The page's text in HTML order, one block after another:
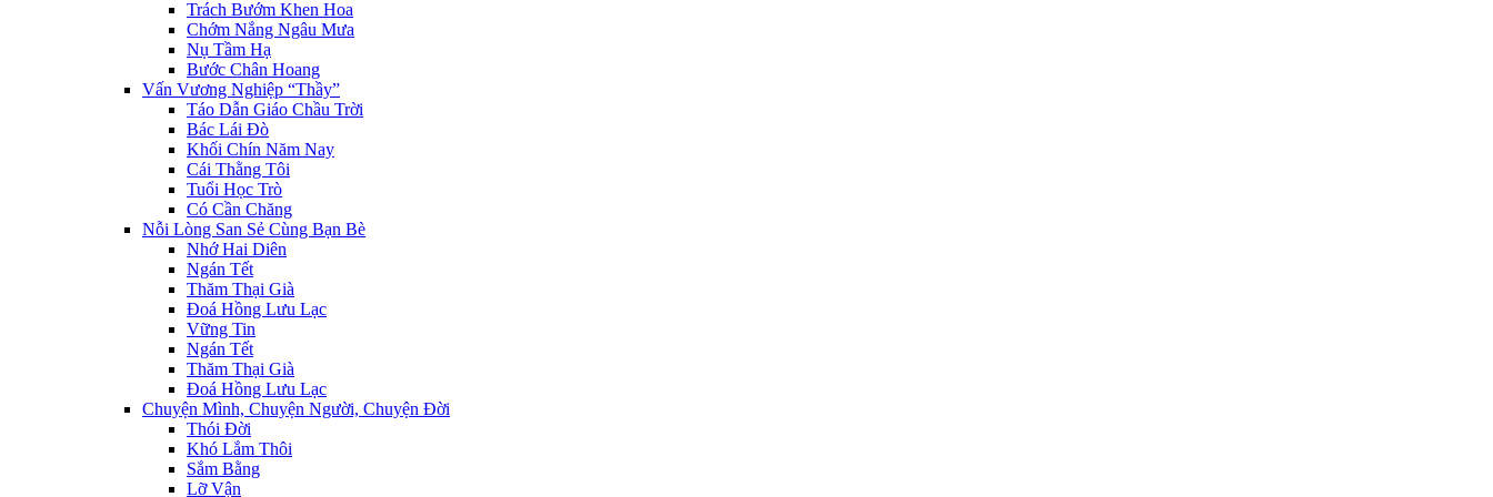
Trách Bướm Khen Hoa
Chớm Nắng Ngâu Mưa
Nụ Tầm Hạ
Bước Chân Hoang
Vấn Vương Nghiệp “Thầy”
Táo Dẫn Giáo Chầu Trời
Bác Lái Đò
Khối Chín Năm Nay
Cái Thằng Tôi
Tuổi Học Trò
Có Cần Chăng
Nỗi Lòng San Sẻ Cùng Bạn Bè
Nhớ Hai Diên
Ngán Tết
Thăm Thại Già
Đoá Hồng Lưu Lạc
Vững Tin
Ngán Tết
Thăm Thại Già
Đoá Hồng Lưu Lạc
Chuyện Mình, Chuyện Người, Chuyện Đời
Thói Đời
Khó Lắm Thôi
Sắm Bằng
Lỡ Vận